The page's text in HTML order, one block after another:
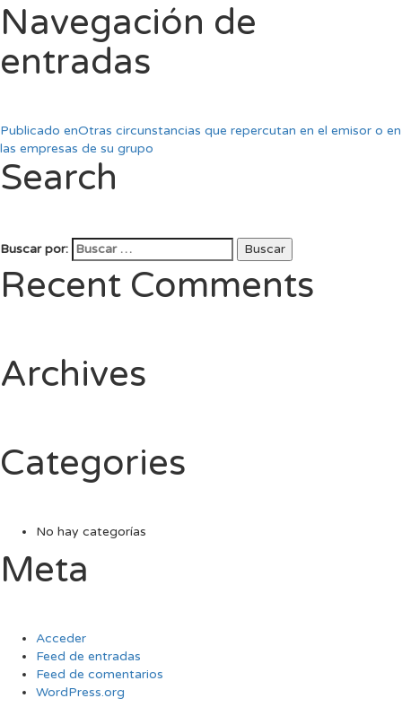
Navegación de
entradas
Publicado enOtras circunstancias que repercutan en el emisor o en
las empresas de su grupo
Search
Buscar por: Buscar
Recent Comments
Archives
Categories
No hay categorías
Meta
Acceder
Feed de entradas
Feed de comentarios
WordPress.org